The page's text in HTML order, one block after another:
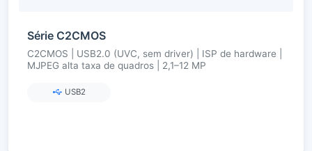
Série C2CMOS
C2CMOS | USB2.0 (UVC, sem driver) | ISP de hardware |
MJPEG alta taxa de quadros | 2,1–12 MP
USB2